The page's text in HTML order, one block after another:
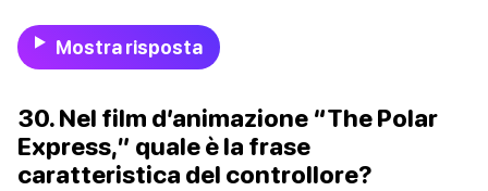
Mostra risposta
30. Nel film d’animazione “The Polar
Express,” quale è la frase
caratteristica del controllore?